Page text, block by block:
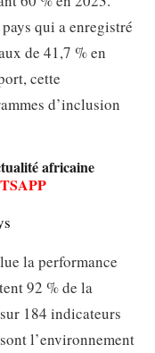
qui a enregistré
de 41,7 % en
cette
d’inclusion
africaine
la performance
92 % de la
184 indicateurs
l’environnement